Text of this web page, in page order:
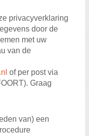
privacyverklaring
door de
met uw
van de
of per post via
Graag
van) een